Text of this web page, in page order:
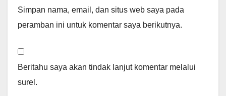
Simpan nama, email, dan situs web saya pada
peramban ini untuk komentar saya berikutnya.
Beritahu saya akan tindak lanjut komentar melalui
surel.